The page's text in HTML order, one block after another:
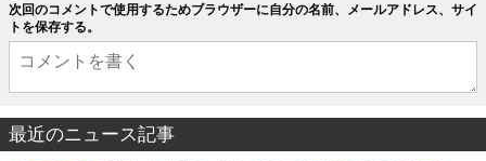
次回のコメントで使用するためブラウザーに自分の名前、メールアドレス、サイ
トを保存する。
最近のニュース記事